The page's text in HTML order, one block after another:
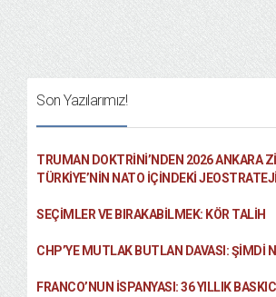
Son Yazılarımız!
TRUMAN DOKTRINI’NDEN 2026 ANKARA
TÜRKIYE’NIN NATO İÇINDEKI
SEÇIMLER VE BIRAKABILMEK: KÖR TALIH
CHP’YE MUTLAK BUTLAN DAVASI: ŞİMDİ
FRANCO’NUN İSPANYASI: 36 YILLIK